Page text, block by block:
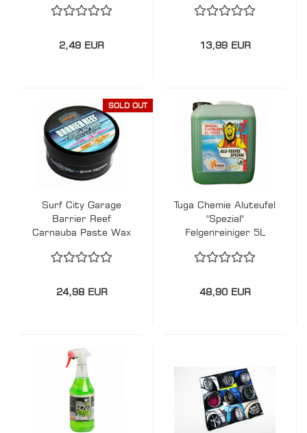
2,49 EUR 13,99 EUR
SOLD OUT
Surf City Garage
Barrier Reef
Carnauba Paste Wax
24,98 EUR
Tuga Chemie Aluteufel
"Spezial"
Felgenreiniger 5L
48,90 EUR